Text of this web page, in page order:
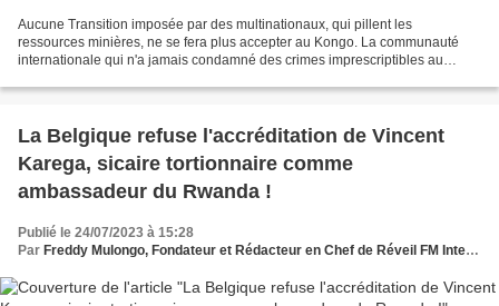
Aucune Transition imposée par des multinationaux, qui pillent les
ressources minières, ne se fera plus accepter au Kongo. La communauté
internationale qui n'a jamais condamné des crimes imprescriptibles au
La Belgique refuse l'accréditation de Vincent
Karega, sicaire tortionnaire comme
ambassadeur du Rwanda !
Publié le 24/07/2023 à 15:28
Par Freddy Mulongo, Fondateur et Rédacteur en Chef de Réveil FM International